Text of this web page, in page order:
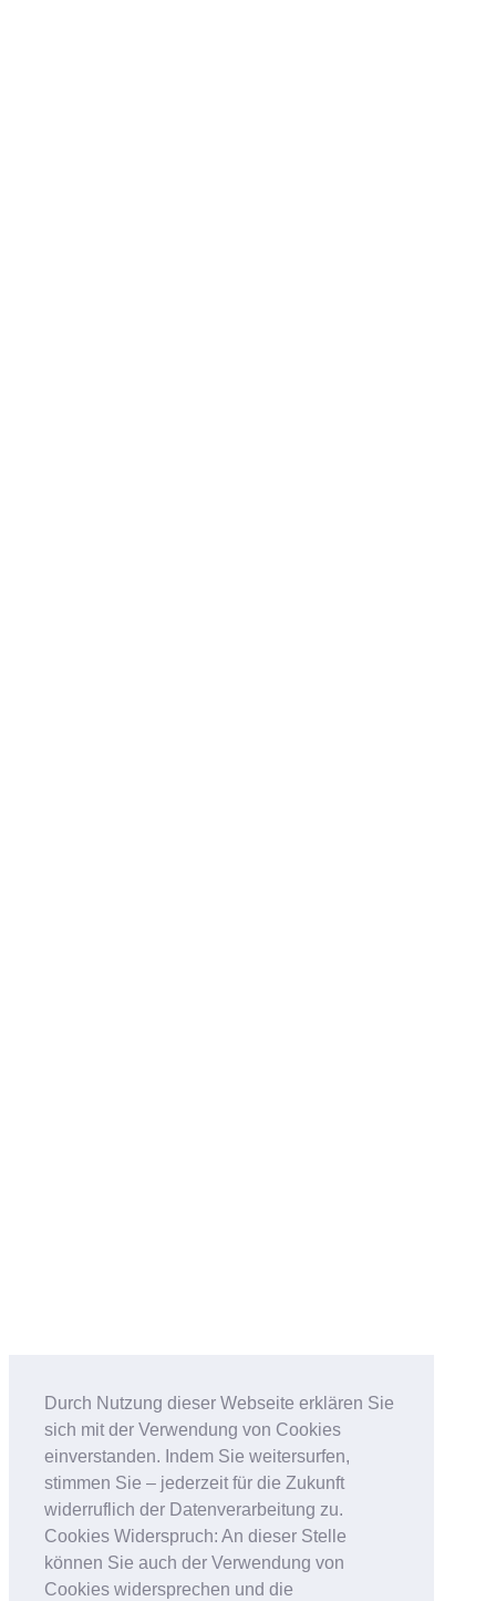
Durch Nutzung dieser Webseite erklären Sie
sich mit der Verwendung von Cookies
einverstanden. Indem Sie weitersurfen,
stimmen Sie – jederzeit für die Zukunft
widerruflich der Datenverarbeitung zu.
Cookies Widerspruch: An dieser Stelle
können Sie auch der Verwendung von
Cookies widersprechen und die